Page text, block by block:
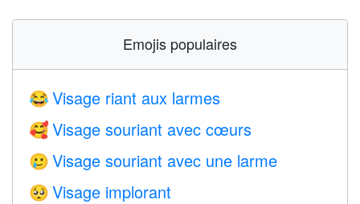
Emojis populaires
😂 Visage riant aux larmes
🥰 Visage souriant avec cœurs
🥲 Visage souriant avec une larme
🥺 Visage implorant